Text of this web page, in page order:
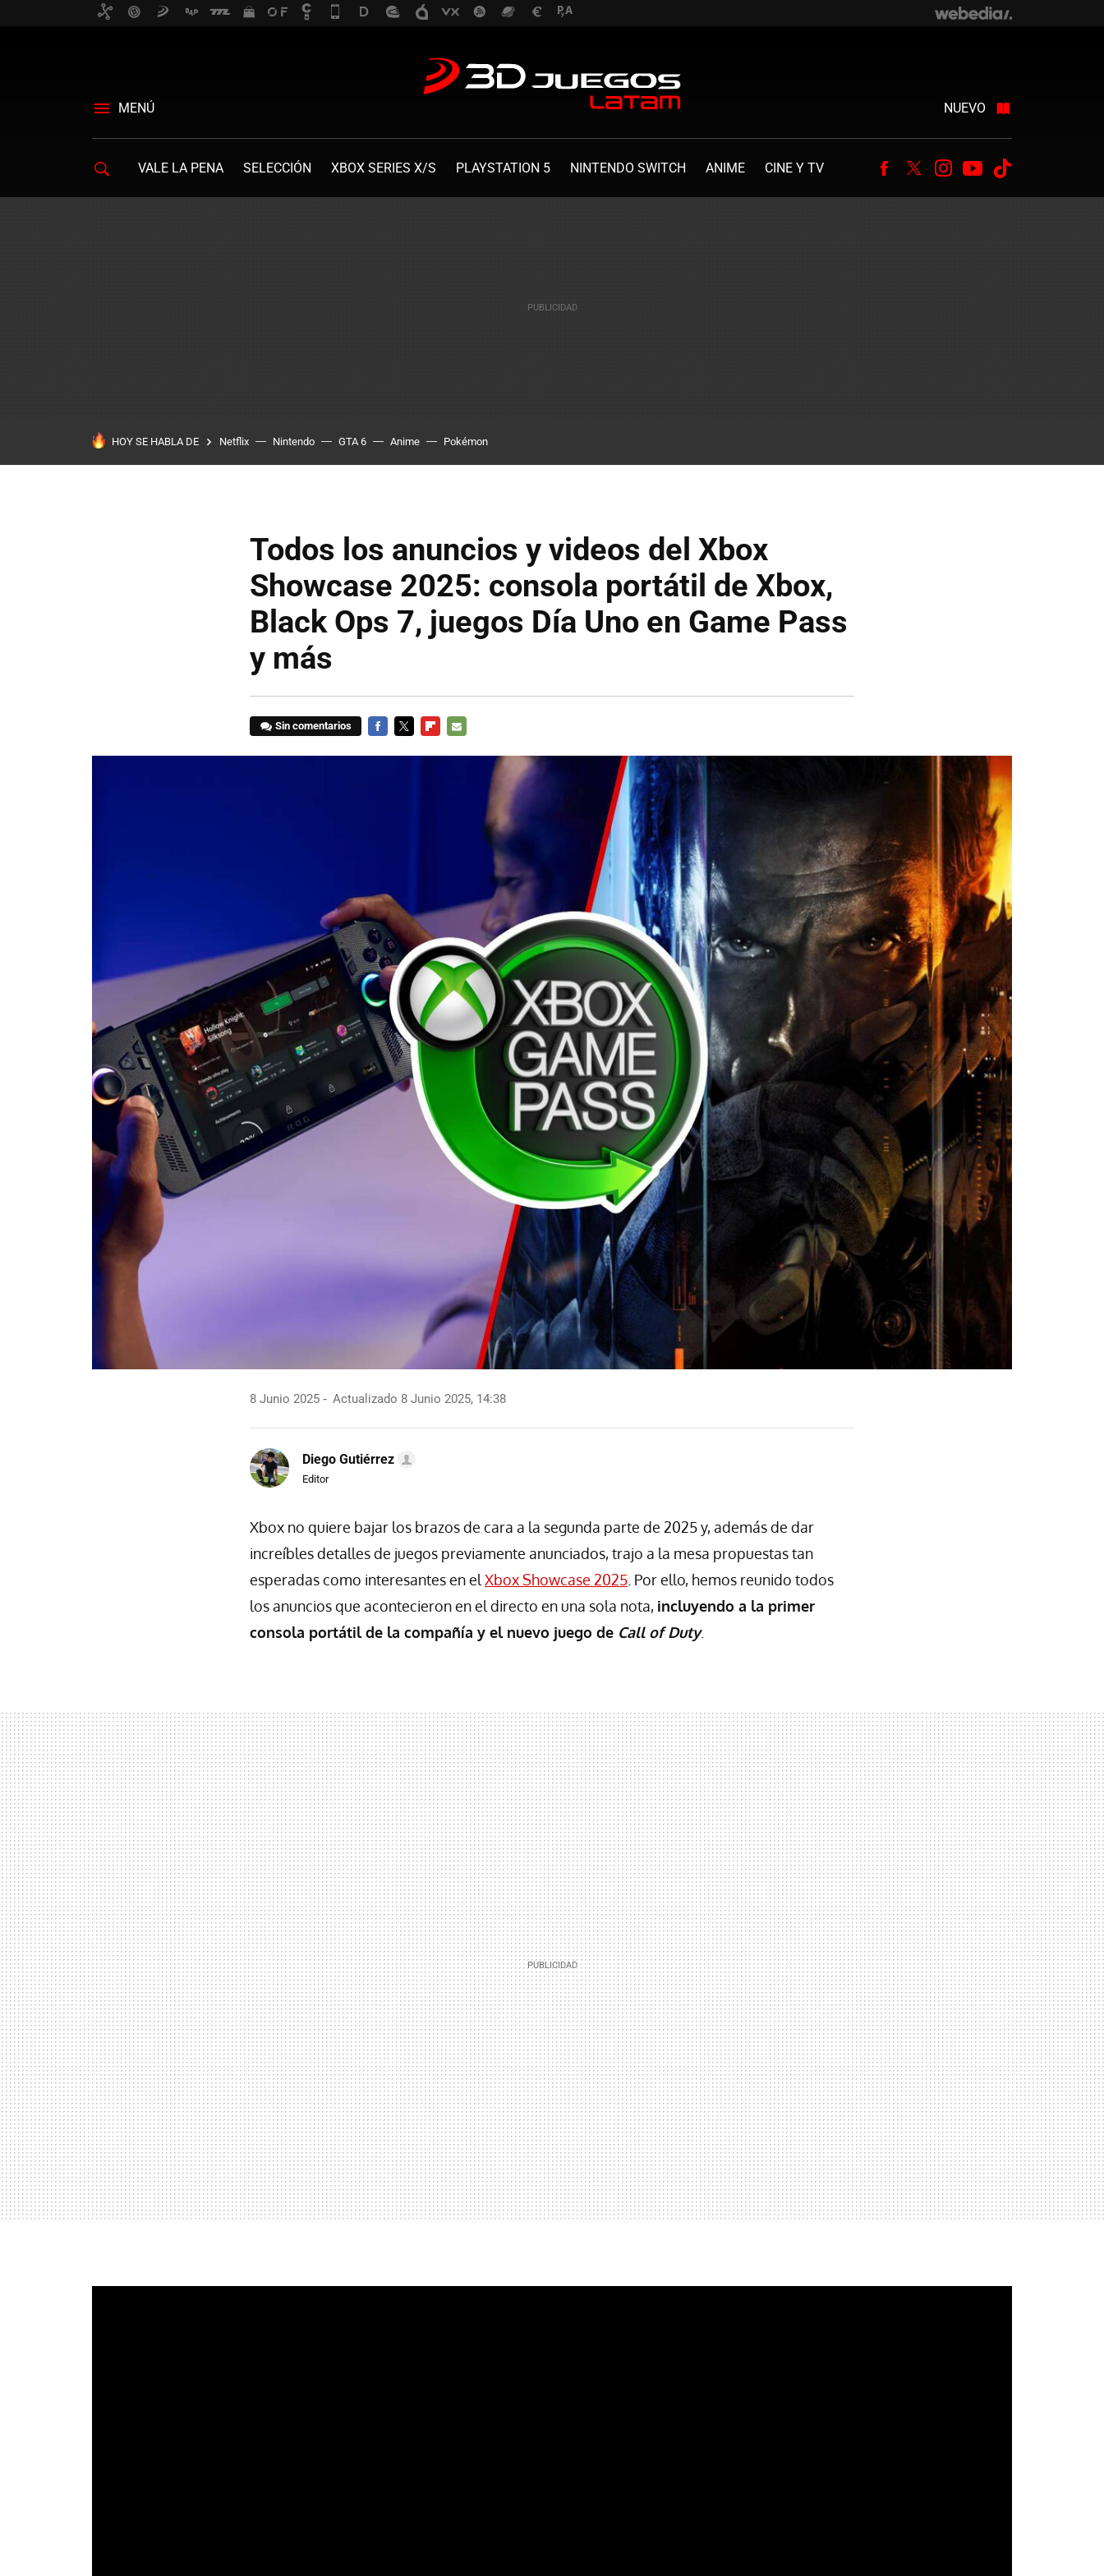
MENÚ NUEVO
VALE LA PENA SELECCIÓN XBOX SERIES X/S PLAYSTATION 5 NINTENDO SWITCH ANIME CINE Y TV Facebook
TwitterInstagram
Youtube
HOY SE HABLA DE Netflix Nintendo GTA 6 Anime Pokémon
Todos los anuncios y videos del Xbox
Showcase 2025: consola portátil de Xbox,
Black Ops 7, juegos Día Uno en Game Pass
y más
Sin comentarios
8 Junio 2025 Actualizado 8 Junio 2025, 14:38
Diego Gutiérrez
Editor
Xbox no quiere bajar los brazos de cara a la segunda parte de 2025 y, además de dar
increíbles detalles de juegos previamente anunciados, trajo a la mesa propuestas tan
esperadas como interesantes en el Xbox Showcase 2025 . Por ello, hemos reunido todos
los anuncios que acontecieron en el directo en una sola nota, incluyendo a la primer
consola portátil de la compañía y el nuevo juego de Call of Duty.